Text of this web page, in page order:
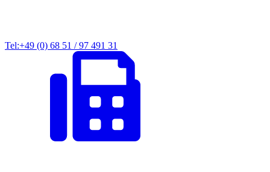
Tel:+49 (0) 68 51 / 97 491 31